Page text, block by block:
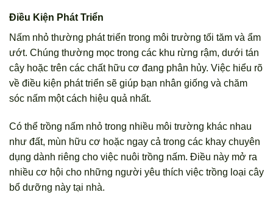
Điều Kiện Phát Triển
Nấm nhỏ thường phát triển trong môi trường tối tăm và ẩm
ướt. Chúng thường mọc trong các khu rừng rậm, dưới tán
cây hoặc trên các chất hữu cơ đang phân hủy. Việc hiểu rõ
về điều kiện phát triển sẽ giúp bạn nhân giống và chăm
sóc nấm một cách hiệu quả nhất.
Có thể trồng nấm nhỏ trong nhiều môi trường khác nhau
như đất, mùn hữu cơ hoặc ngay cả trong các khay chuyên
dụng dành riêng cho việc nuôi trồng nấm. Điều này mở ra
nhiều cơ hội cho những người yêu thích việc trồng loại cây
bổ dưỡng này tại nhà.